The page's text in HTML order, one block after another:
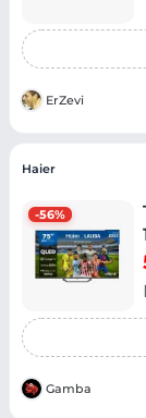
ErZevi
-56%
Haier
Gamba